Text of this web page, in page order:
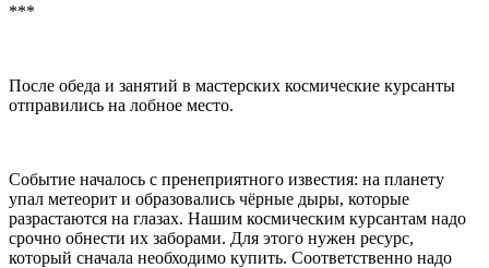
***
После обеда и занятий в мастерских космические курсанты
отправились на лобное место.
Событие началось с пренеприятного известия: на планету
упал метеорит и образовались чёрные дыры, которые
разрастаются на глазах. Нашим космическим курсантам надо
срочно обнести их заборами. Для этого нужен ресурс,
который сначала необходимо купить. Соответственно надо